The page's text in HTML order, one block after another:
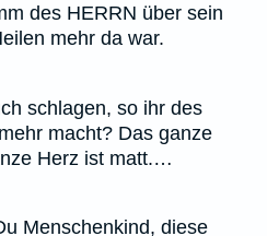
des HERRN über sein
mehr da war.
schlagen, so ihr des
macht? Das ganze
Herz ist matt.…
Menschenkind, diese